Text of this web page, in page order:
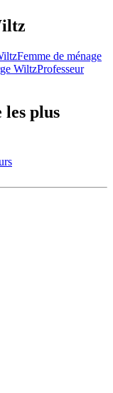
Femme de ménage
WiltzProfesseur
plus